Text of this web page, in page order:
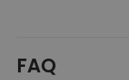
FAQ